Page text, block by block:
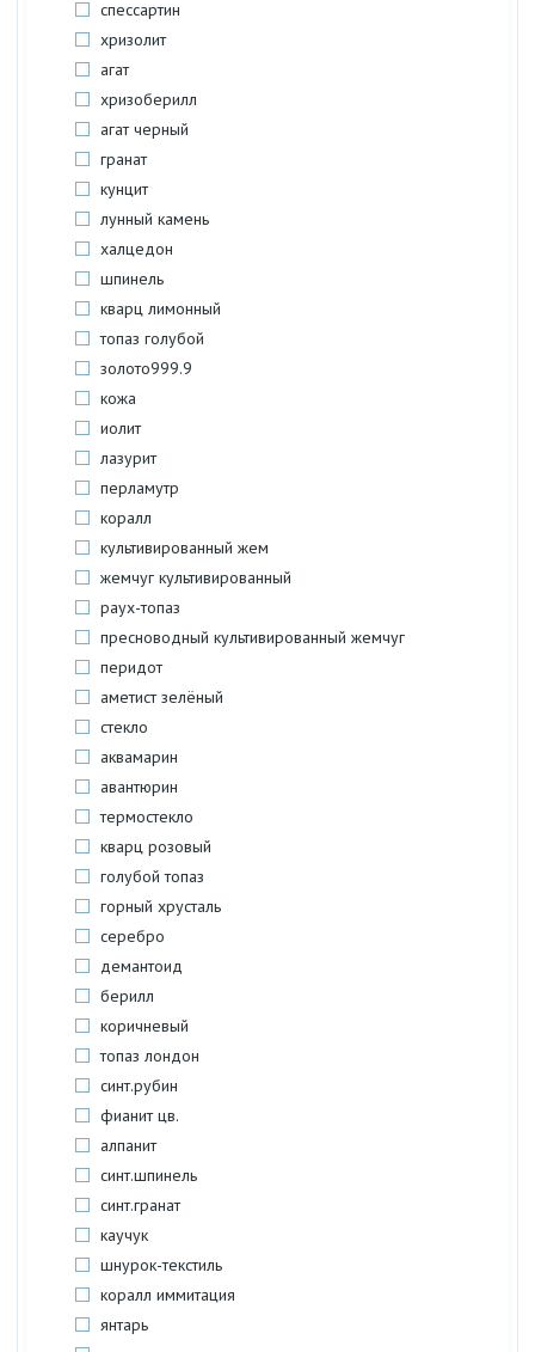
спессартин
хризолит
агат
хризоберилл
агат черный
гранат
кунцит
лунный камень
халцедон
шпинель
кварц лимонный
топаз голубой
золото999.9
кожа
иолит
лазурит
перламутр
коралл
культивированный жем
жемчуг культивированный
раух-топаз
пресноводный культивированный жемчуг
перидот
аметист зелёный
стекло
аквамарин
авантюрин
термостекло
кварц розовый
голубой топаз
горный хрусталь
серебро
демантоид
берилл
коричневый
топаз лондон
синт.рубин
фианит цв.
алпанит
синт.шпинель
синт.гранат
каучук
шнурок-текстиль
коралл иммитация
янтарь